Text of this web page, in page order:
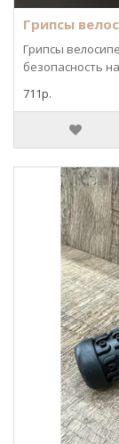
Грипсы
Грипсы
безопасность
711р.